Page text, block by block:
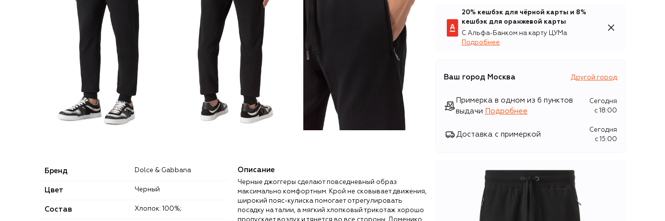
20% кешбэк для чёрной карты и 8%
кешбэк для оранжевой карты
С Альфа-Банком на карту ЦУМа
Подробнее
Ваш город Москва Другой город
Примерка в одном из 6 пунктов
выдачи
Подробнее
Сегодня
c 18:00
Доставка с примеркой
Сегодня
c 15:00
Бренд Dolce & Gabbana
Цвет Черный
Состав Хлопок: 100%;
Описание
Черные джоггеры сделают повседневный образ
максимально комфортным. Крой не сковывает движения,
широкий пояс-кулиска помогает отрегулировать
посадку на талии, а мягкий хлопковый трикотаж хорошо